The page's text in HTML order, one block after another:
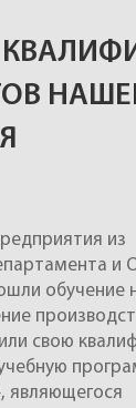
из
и
обучение
свою
являющегося